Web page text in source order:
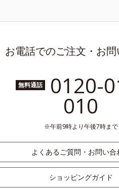
お電話でのご注文・お
無料通話 0120-
010
午前9時より午後7時まで
よくあるご質問・お問い合
ショッピングガイド